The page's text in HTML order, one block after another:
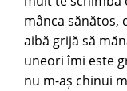
mânca sănătos,
aibă grijă să
uneori îmi este
nu m-aș chinui